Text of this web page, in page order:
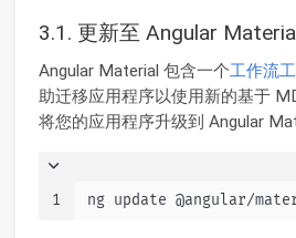
3.1. 更新至 Angular
Angular Material 包含一个工作流
助迁移应用程序以使用新的基于
将您的应用程序升级到 Angular
1 ng update @angular/